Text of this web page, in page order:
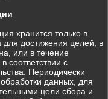
хранится только в
для достижения целей, в
или в течение
соответствии с
Периодически
данных, для
цели сбора и